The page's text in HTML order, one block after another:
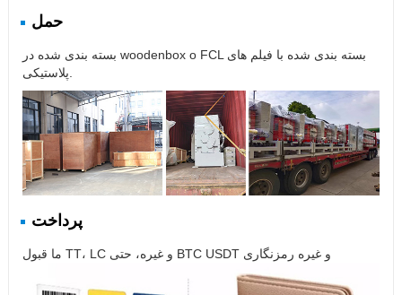
حمل
بسته بندی شده در woodenbox o FCL بسته بندی شده با فیلم های
پرداخت
ما قبول TT، LC و غیره، حتی BTC USDT و غیره رمزنگاری